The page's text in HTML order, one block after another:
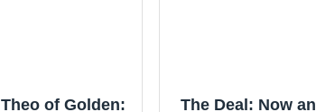
Theo of Golden:
The Deal: Now an